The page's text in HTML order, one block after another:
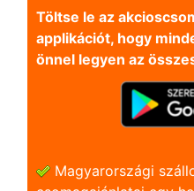
Töltse le az
applikációt, hogy
önnel legyen az
Magyarországi